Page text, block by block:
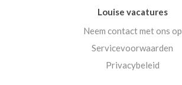
Louise vacatures
Neem contact met ons op
Servicevoorwaarden
Privacybeleid